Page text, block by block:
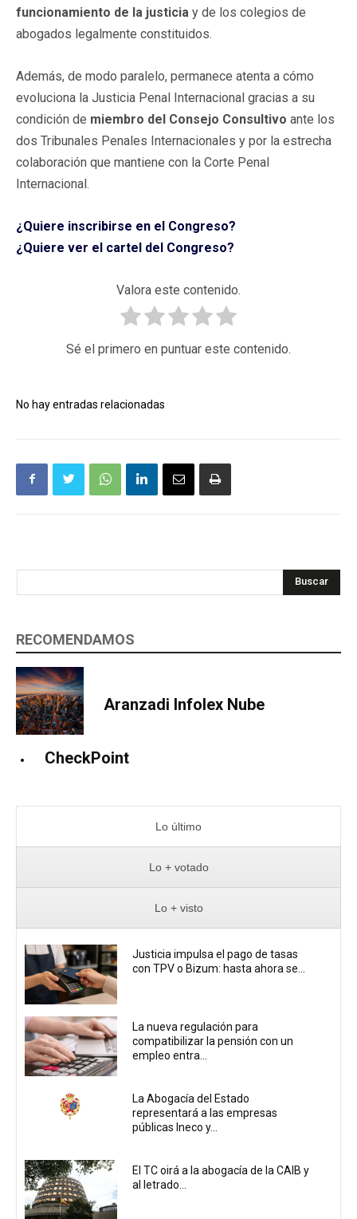
funcionamiento de la justicia y de los colegios de
abogados legalmente constituidos.
Además, de modo paralelo, permanece atenta a cómo
evoluciona la Justicia Penal Internacional gracias a su
condición de miembro del Consejo Consultivo ante los
dos Tribunales Penales Internacionales y por la estrecha
colaboración que mantiene con la Corte Penal
Internacional.
¿Quiere inscribirse en el Congreso?
¿Quiere ver el cartel del Congreso?
Valora este contenido.
Sé el primero en puntuar este contenido.
No hay entradas relacionadas
Buscar
RECOMENDAMOS
Aranzadi Infolex Nube
CheckPoint
Lo último
Lo + votado
Lo + visto
Justicia impulsa el pago de tasas
con TPV o Bizum: hasta ahora se...
La nueva regulación para
compatibilizar la pensión con un
empleo entra...
La Abogacía del Estado
representará a las empresas
públicas Ineco y...
El TC oirá a la abogacía de la CAIB y
al letrado...